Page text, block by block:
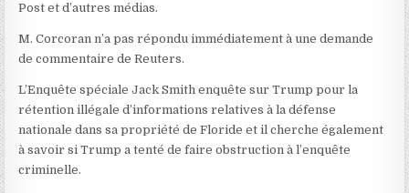
Post et d’autres médias.
M. Corcoran n’a pas répondu immédiatement à une demande
de commentaire de Reuters.
L’Enquête spéciale Jack Smith enquête sur Trump pour la
rétention illégale d’informations relatives à la défense
nationale dans sa propriété de Floride et il cherche également
à savoir si Trump a tenté de faire obstruction à l’enquête
criminelle.